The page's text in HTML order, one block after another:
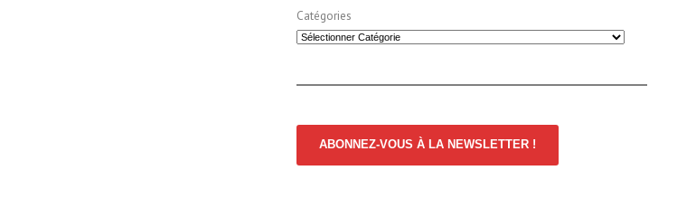
Catégories
ABONNEZ-VOUS À LA NEWSLETTER !